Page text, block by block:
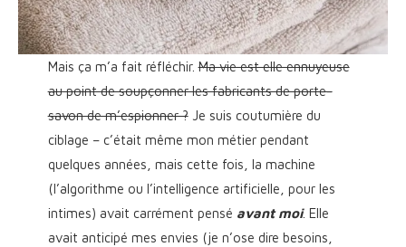
Mais ça m’a fait réfléchir.Ma vie est elle ennuyeuse
au point de soupçonner les fabricants de porte-
savon de m’espionner ?Je suis coutumière du
ciblage – c’était même mon métier pendant
quelques années, mais cette fois, la machine
(l’algorithme ou l’intelligence artificielle, pour les
intimes) avait carrément pensé avant moi. Elle
avait anticipé mes envies (je n’ose dire besoins,